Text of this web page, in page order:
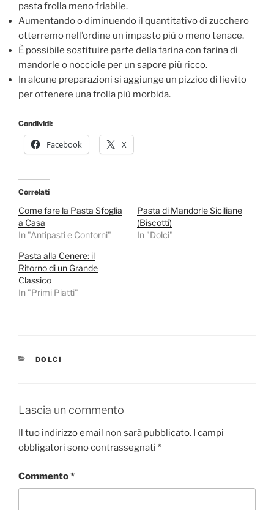
pasta frolla meno friabile.
Aumentando o diminuendo il quantitativo di zucchero
otterremo nell’ordine un impasto più o meno tenace.
È possibile sostituire parte della farina con farina di
mandorle o nocciole per un sapore più ricco.
In alcune preparazioni si aggiunge un pizzico di lievito
per ottenere una frolla più morbida.
Condividi:
Facebook X
Correlati
Come fare la Pasta Sfoglia
a Casa
In "Antipasti e Contorni"
Pasta di Mandorle Siciliane
(Biscotti)
In "Dolci"
Pasta alla Cenere: il
Ritorno di un Grande
Classico
In "Primi Piatti"
CATEGORIE
DOLCI
Lascia un commento
Il tuo indirizzo email non sarà pubblicato. I campi
obbligatori sono contrassegnati *
Commento*